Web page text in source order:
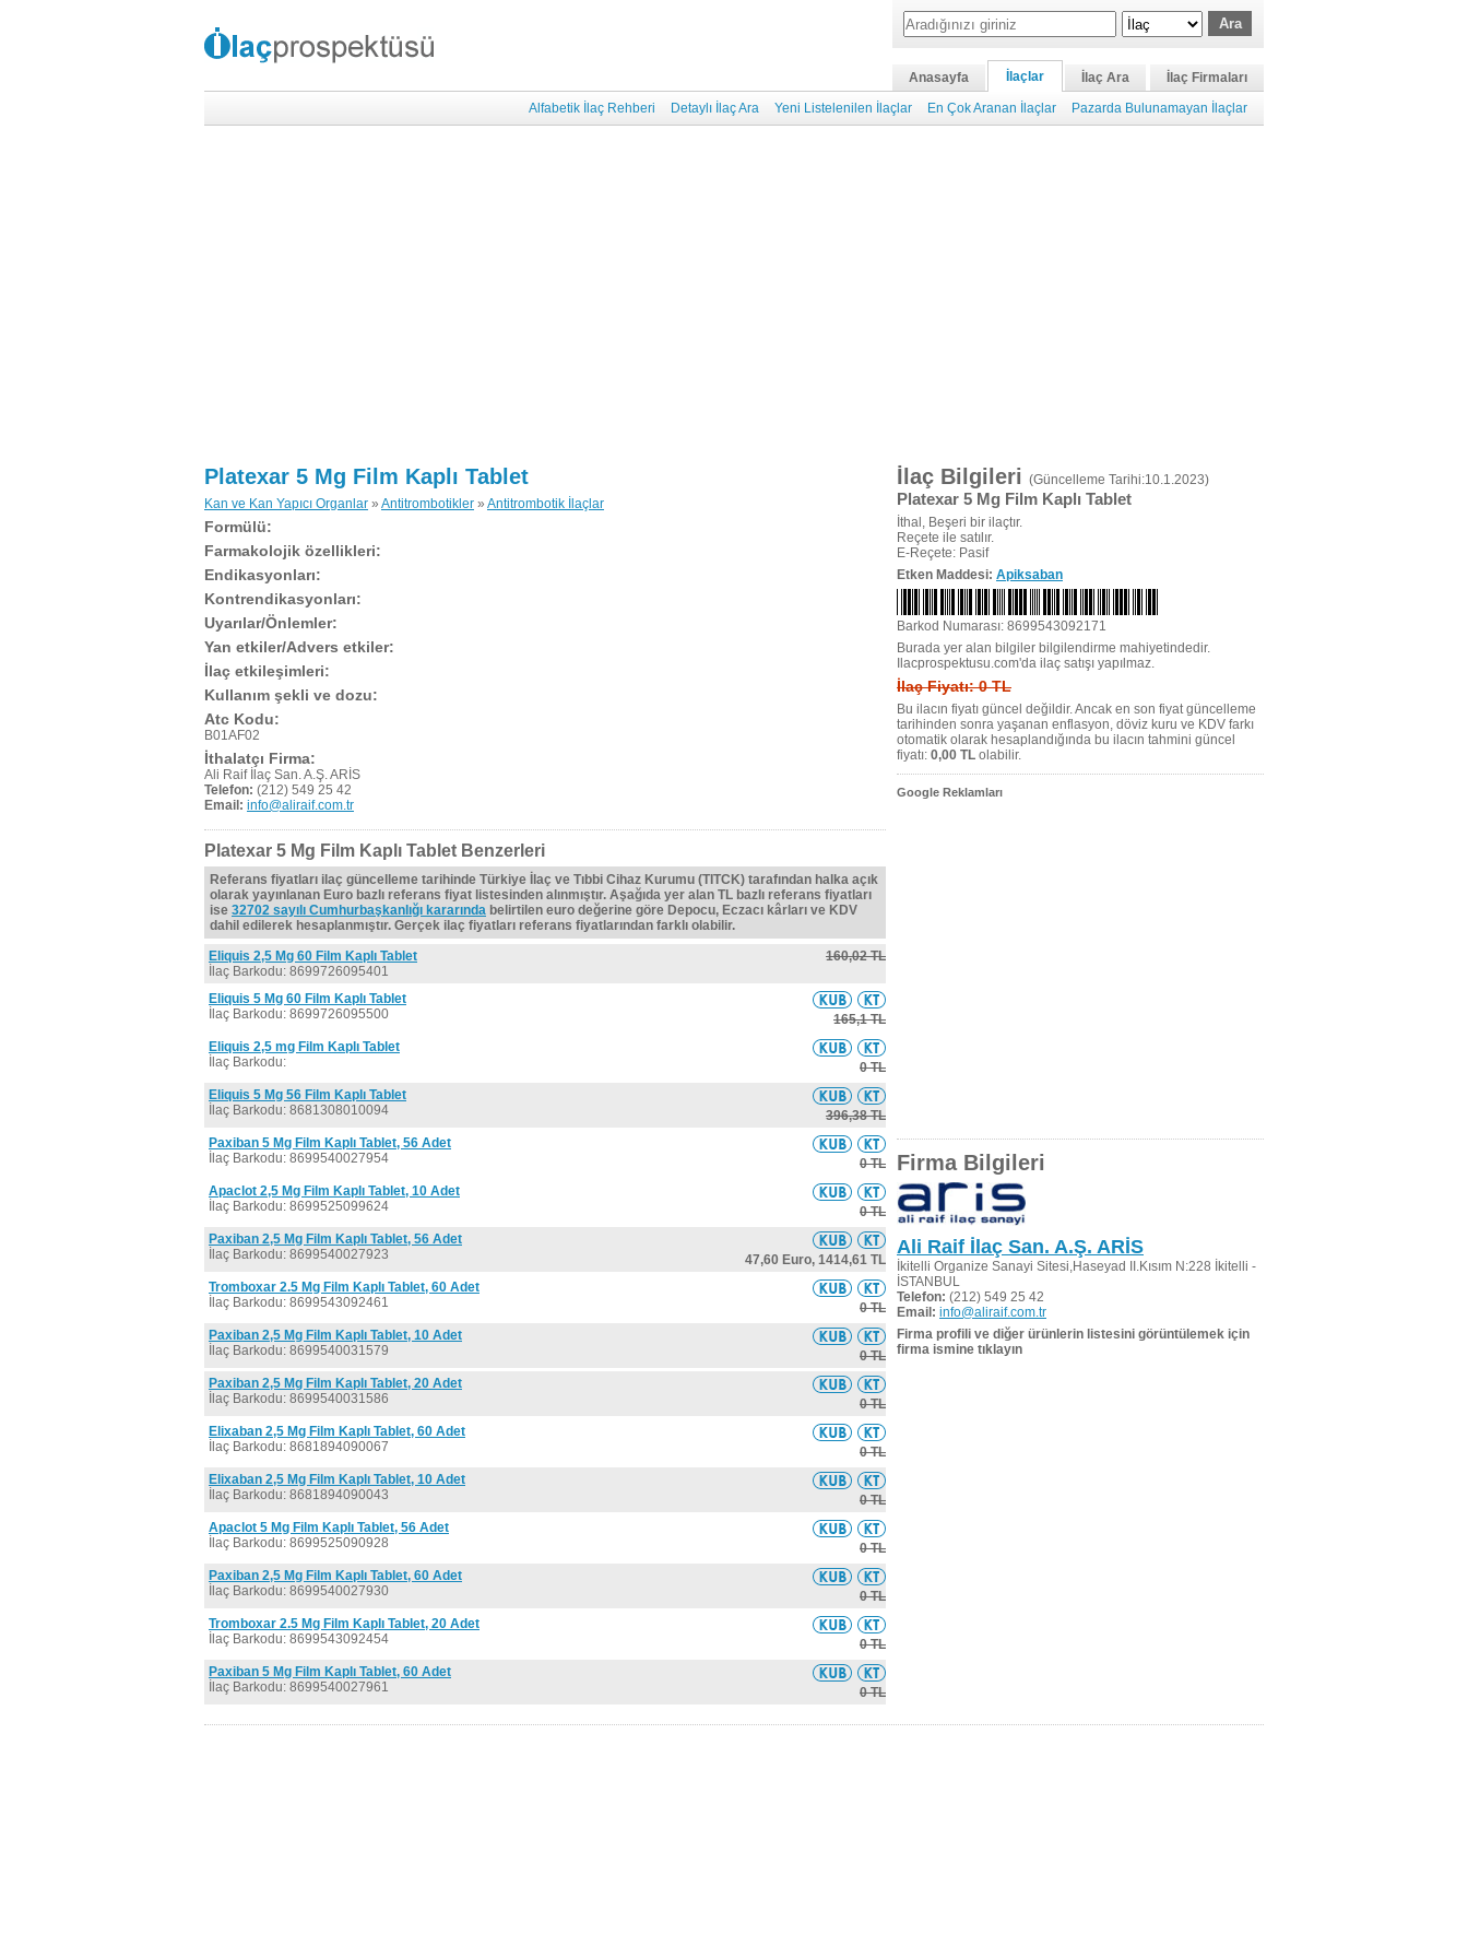
Anasayfa İlaçlar İlaç Ara
İlaç Firmaları
Alfabetik İlaç Rehberi
Detaylı İlaç Ara Yeni Listelenilen İlaçlar En Çok Aranan İlaçlar Pazarda Bulunamayan İlaçlar
Platexar 5 Mg Film Kaplı Tablet
Kan ve Kan Yapıcı Organlar » Antitrombotikler » Antitrombotik İlaçlar
Formülü:
Farmakolojik özellikleri:
Endikasyonları:
Kontrendikasyonları:
Uyarılar/Önlemler:
Yan etkiler/Advers etkiler:
İlaç etkileşimleri:
Kullanım şekli ve dozu:
Atc Kodu:
B01AF02
İthalatçı Firma:
Ali Raif İlaç San. A.Ş. ARİS
Telefon: (212) 549 25 42
Email: info@aliraif.com.tr
Platexar 5 Mg Film Kaplı Tablet Benzerleri
Referans fiyatları ilaç güncelleme tarihinde Türkiye İlaç ve Tıbbi Cihaz Kurumu (TITCK) tarafından halka açık
olarak yayınlanan Euro bazlı referans fiyat listesinden alınmıştır. Aşağıda yer alan TL bazlı referans fiyatları
ise 32702 sayılı Cumhurbaşkanlığı kararında belirtilen euro değerine göre Depocu, Eczacı kârları ve KDV
dahil edilerek hesaplanmıştır. Gerçek ilaç fiyatları referans fiyatlarından farklı olabilir.
Eliquis 2,5 Mg 60 Film Kaplı Tablet
İlaç Barkodu: 8699726095401
160,02 TL
Eliquis 5 Mg 60 Film Kaplı Tablet
İlaç Barkodu: 8699726095500
165,1 TL
Eliquis 2,5 mg Film Kaplı Tablet
İlaç Barkodu:
0 TL
Eliquis 5 Mg 56 Film Kaplı Tablet
İlaç Barkodu: 8681308010094
396,38 TL
Paxiban 5 Mg Film Kaplı Tablet, 56 Adet
İlaç Barkodu: 8699540027954
0 TL
Apaclot 2,5 Mg Film Kaplı Tablet, 10 Adet
İlaç Barkodu: 8699525099624
0 TL
Paxiban 2,5 Mg Film Kaplı Tablet, 56 Adet
İlaç Barkodu: 8699540027923
47,60 Euro, 1414,61 TL
Tromboxar 2.5 Mg Film Kaplı Tablet, 60 Adet
İlaç Barkodu: 8699543092461
0 TL
Paxiban 2,5 Mg Film Kaplı Tablet, 10 Adet
İlaç Barkodu: 8699540031579
0 TL
Paxiban 2,5 Mg Film Kaplı Tablet, 20 Adet
İlaç Barkodu: 8699540031586
0 TL
Elixaban 2,5 Mg Film Kaplı Tablet, 60 Adet
İlaç Barkodu: 8681894090067
0 TL
Elixaban 2,5 Mg Film Kaplı Tablet, 10 Adet
İlaç Barkodu: 8681894090043
0 TL
Apaclot 5 Mg Film Kaplı Tablet, 56 Adet
İlaç Barkodu: 8699525090928
0 TL
Paxiban 2,5 Mg Film Kaplı Tablet, 60 Adet
İlaç Barkodu: 8699540027930
0 TL
Tromboxar 2.5 Mg Film Kaplı Tablet, 20 Adet
İlaç Barkodu: 8699543092454
0 TL
Paxiban 5 Mg Film Kaplı Tablet, 60 Adet
İlaç Barkodu: 8699540027961
0 TL
İlaç Bilgileri (Güncelleme Tarihi:10.1.2023)
Platexar 5 Mg Film Kaplı Tablet
İthal, Beşeri bir ilaçtır.
Reçete ile satılır.
E-Reçete: Pasif
Etken Maddesi: Apiksaban
Barkod Numarası: 8699543092171
Burada yer alan bilgiler bilgilendirme mahiyetindedir.
Ilacprospektusu.com'da ilaç satışı yapılmaz.
İlaç Fiyatı: 0 TL
Bu ilacın fiyatı güncel değildir. Ancak en son fiyat güncelleme
tarihinden sonra yaşanan enflasyon, döviz kuru ve KDV farkı
otomatik olarak hesaplandığında bu ilacın tahmini güncel
fiyatı: 0,00 TL olabilir.
Google Reklamları
Firma Bilgileri
Ali Raif İlaç San. A.Ş. ARİS
İkitelli Organize Sanayi Sitesi,Haseyad II.Kısım N:228 İkitelli -
İSTANBUL
Telefon: (212) 549 25 42
Email: info@aliraif.com.tr
Firma profili ve diğer ürünlerin listesini görüntülemek için
firma ismine tıklayın